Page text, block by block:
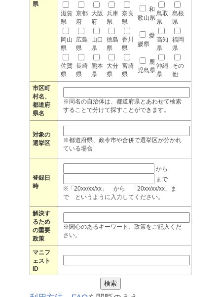
県
滋賀
県
京都
府
大阪
府
兵庫
県
奈良
県
和
歌山県
鳥取
県
島根
県
岡山
県
広島
県
山口
県
徳島
県
香川
県
愛
媛県
高知
県
福岡
県
佐賀
県
長崎
県
熊本
県
大分
県
宮崎
県
鹿
児島県
沖縄
県
その
他
市区町
村名、
都道府
県名
※同名の自治体は、都道府県とあわせて検索
することで分けて探すことができます。
対象の
選挙区
※都道府県、政令市や合併で選挙区が分かれ
ている場合
登録日
時
から
まで
※「20xx/xx/xx」 から 「20xx/xx/xx」ま
で というように入力してください。
解決す
るため
の重要
政策
※関心のあるキーワード、政策をご記入くだ
さい。
マニフ
ェスト
ID